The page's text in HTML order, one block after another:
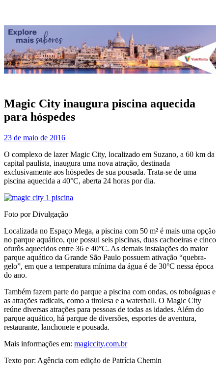
Magic City inaugura piscina aquecida
para hóspedes
23 de maio de 2016
O complexo de lazer Magic City, localizado em Suzano, a 60 km da
capital paulista, inaugura uma nova atração, destinada
exclusivamente aos hóspedes de sua pousada. Trata-se de uma
piscina aquecida a 40°C, aberta 24 horas por dia.
Foto por Divulgação
Localizada no Espaço Mega, a piscina com 50 m² é mais uma opção
no parque aquático, que possui seis piscinas, duas cachoeiras e cinco
ofurôs aquecidos entre 36 e 40°C. As demais instalações do maior
parque aquático da Grande São Paulo possuem ativação “quebra-
gelo”, em que a temperatura mínima da água é de 30°C nessa época
do ano.
Também fazem parte do parque a piscina com ondas, os toboáguas e
as atrações radicais, como a tirolesa e a waterball. O Magic City
reúne diversas atrações para pessoas de todas as idades. Além do
parque aquático, há parque de diversões, esportes de aventura,
restaurante, lanchonete e pousada.
Mais informações em: magiccity.com.br
Texto por: Agência com edição de Patrícia Chemin